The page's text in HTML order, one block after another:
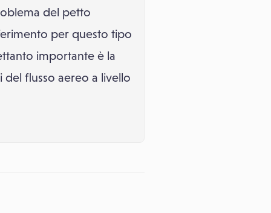
del petto
per questo tipo
importante è la
del flusso aereo a livello